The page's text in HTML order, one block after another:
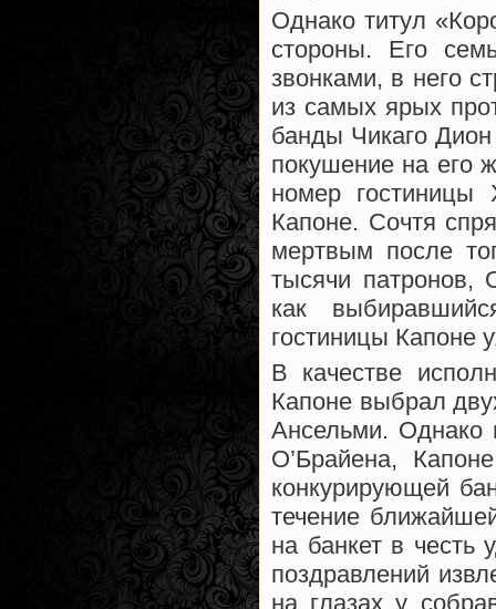
Однако титул
стороны. Его
звонками, в него
из самых ярых
банды Чикаго
покушение на его
номер гостиницы
Капоне. Сочтя
мертвым после
тысячи патронов,
как
гостиницы Капоне
В качестве
Капоне выбрал
Ансельми. Однако
О’Брайена,
конкурирующей
течение
на банкет в честь
поздравлений
на глазах у